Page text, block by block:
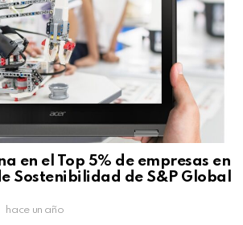
en el Top 5% de empresas en
Sostenibilidad de S&P Global
hace un año